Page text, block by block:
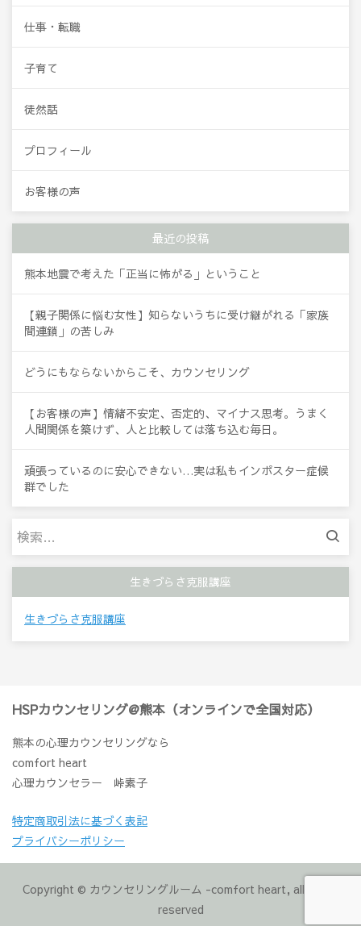
仕事・転職
子育て
徒然話
プロフィール
お客様の声
最近の投稿
熊本地震で考えた「正当に怖がる」ということ
【親子関係に悩む女性】知らないうちに受け継がれる「家族
間連鎖」の苦しみ
どうにもならないからこそ、カウンセリング
【お客様の声】情緒不安定、否定的、マイナス思考。うまく
人間関係を築けず、人と比較しては落ち込む毎日。
頑張っているのに安心できない…実は私もインポスター症候
群でした
検
索:
生きづらさ克服講座
生きづらさ克服講座
HSPカウンセリング@熊本（オンラインで全国対応）
熊本の心理カウンセリングなら
comfort heart
心理カウンセラー 峠素子
特定商取引法に基づく表記
プライバシーポリシー
Copyright © カウンセリングルーム -comfort heart, all rights
reserved